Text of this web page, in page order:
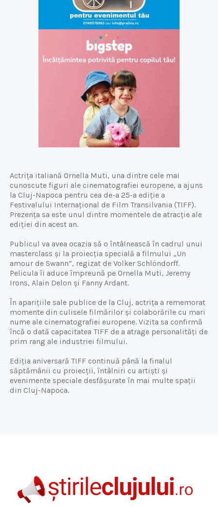
Actrița italiană Ornella Muti, una dintre cele mai
cunoscute figuri ale cinematografiei europene, a ajuns
la Cluj-Napoca pentru cea de-a 25-a ediție a
Festivalului Internațional de Film Transilvania (TIFF).
Prezența sa este unul dintre momentele de atracție ale
ediției din acest an.
Publicul va avea ocazia să o întâlnească în cadrul unui
masterclass și la proiecția specială a filmului „Un
amour de Swann”, regizat de Volker Schlöndorff.
Pelicula îi aduce împreună pe Ornella Muti, Jeremy
Irons, Alain Delon și Fanny Ardant.
În aparițiile sale publice de la Cluj, actrița a rememorat
momente din culisele filmărilor și colaborările cu mari
nume ale cinematografiei europene. Vizita sa confirmă
încă o dată capacitatea TIFF de a atrage personalități de
prim rang ale industriei filmului.
Ediția aniversară TIFF continuă până la finalul
săptămânii cu proiecții, întâlniri cu artiști și
evenimente speciale desfășurate în mai multe spații
din Cluj-Napoca.